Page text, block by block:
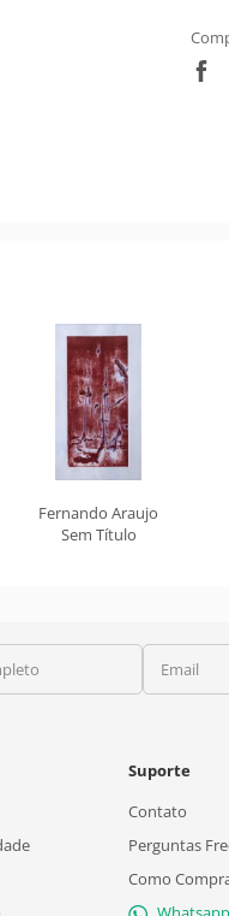
Fernando Araujo
Sem Título
Email
Suporte
Contato
Perguntas
Como